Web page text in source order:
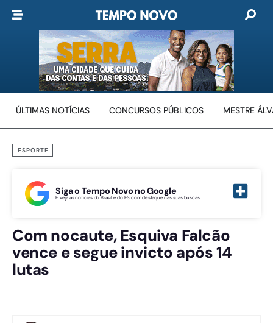
ÚLTIMAS NOTÍCIAS CONCURSOS PÚBLICOS MESTRE
ESPORTE
Siga o Tempo Novo no Google
E veja as notícias do Brasil e do ES com destaque nas suas buscas
Com nocaute, Esquiva Falcão
vence e segue invicto após 14
lutas